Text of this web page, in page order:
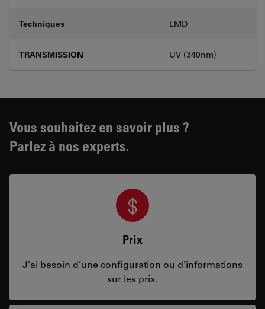
Techniques LMD
TRANSMISSION UV (340nm)
Vous souhaitez en savoir plus ?
Parlez à nos experts.
Prix
J’ai besoin d’une configuration ou d’informations
sur les prix.